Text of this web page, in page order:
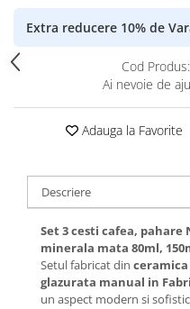
Extra reducere 10% de
Cod Produs:
Ai nevoie de
Adauga la Favorite
Descriere
Set 3 cesti cafea, pahare
minerala mata 80ml,
Setul fabricat din
glazurata manual in
un aspect modern si